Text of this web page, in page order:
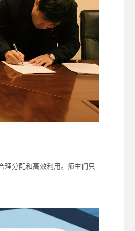
理分配和高效利用。师生们只